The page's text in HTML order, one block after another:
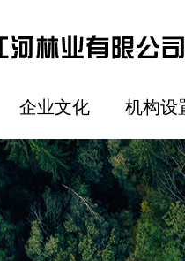
企业文化 机构设